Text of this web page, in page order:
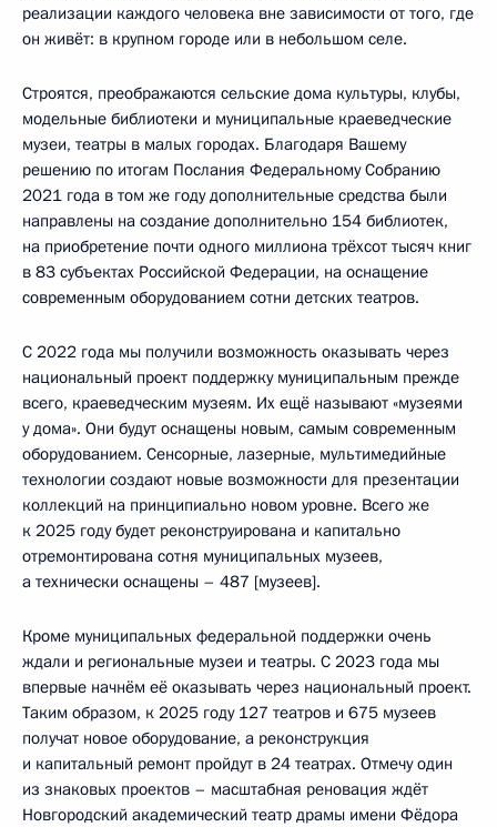
реализации каждого человека вне зависимости от того, где
он живёт: в крупном городе или в небольшом селе.
Строятся, преображаются сельские дома культуры, клубы,
модельные библиотеки и муниципальные краеведческие
музеи, театры в малых городах. Благодаря Вашему
решению по итогам Послания Федеральному Собранию
2021 года в том же году дополнительные средства были
направлены на создание дополнительно 154 библиотек,
на приобретение почти одного миллиона трёхсот тысяч книг
в 83 субъектах Российской Федерации, на оснащение
современным оборудованием сотни детских театров.
С 2022 года мы получили возможность оказывать через
национальный проект поддержку муниципальным прежде
всего, краеведческим музеям. Их ещё называют «музеями
у дома». Они будут оснащены новым, самым современным
оборудованием. Сенсорные, лазерные, мультимедийные
технологии создают новые возможности для презентации
коллекций на принципиально новом уровне. Всего же
к 2025 году будет реконструирована и капитально
отремонтирована сотня муниципальных музеев,
а технически оснащены – 487 [музеев].
Кроме муниципальных федеральной поддержки очень
ждали и региональные музеи и театры. С 2023 года мы
впервые начнём её оказывать через национальный проект.
Таким образом, к 2025 году 127 театров и 675 музеев
получат новое оборудование, а реконструкция
и капитальный ремонт пройдут в 24 театрах. Отмечу один
из знаковых проектов – масштабная реновация ждёт
Новгородский академический театр драмы имени Фёдора